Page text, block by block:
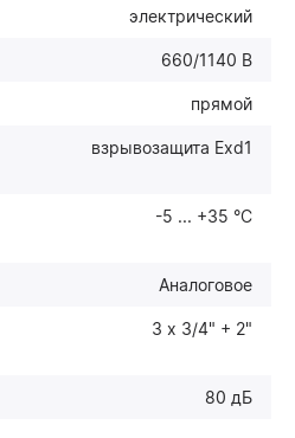
электрический
660/1140 В
прямой
взрывозащита Exd1
-5 ... +35 °С
Аналоговое
3 х 3/4" + 2"
80 дБ